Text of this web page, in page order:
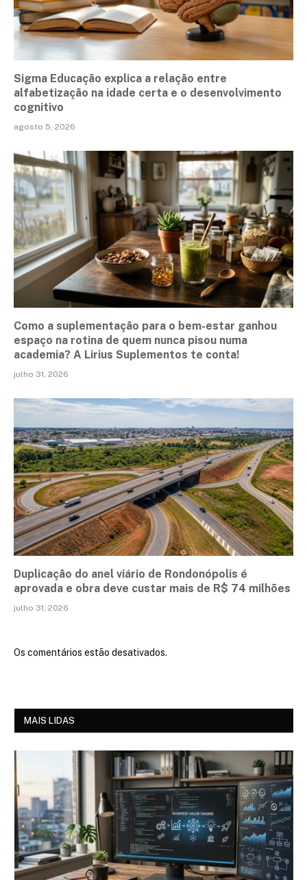
Sigma Educação explica a relação entre
alfabetização na idade certa e o desenvolvimento
cognitivo
agosto 5, 2026
Como a suplementação para o bem-estar ganhou
espaço na rotina de quem nunca pisou numa
academia? A Lirius Suplementos te conta!
julho 31, 2026
Duplicação do anel viário de Rondonópolis é
aprovada e obra deve custar mais de R$ 74 milhões
julho 31, 2026
Os comentários estão desativados.
MAIS LIDAS